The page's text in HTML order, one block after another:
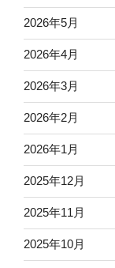
2026年5月
2026年4月
2026年3月
2026年2月
2026年1月
2025年12月
2025年11月
2025年10月